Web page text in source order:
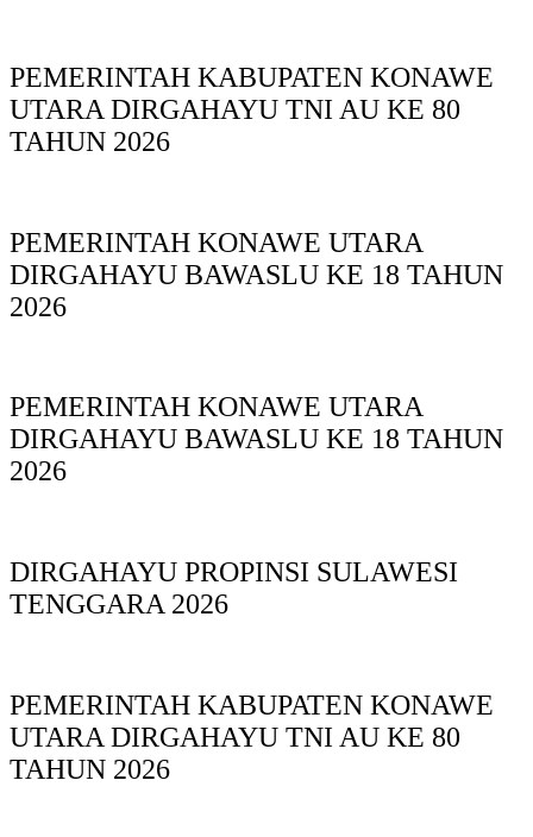
PEMERINTAH KABUPATEN KONAWE
UTARA DIRGAHAYU TNI AU KE 80
TAHUN 2026
PEMERINTAH KONAWE UTARA
DIRGAHAYU BAWASLU KE 18 TAHUN
2026
PEMERINTAH KONAWE UTARA
DIRGAHAYU BAWASLU KE 18 TAHUN
2026
DIRGAHAYU PROPINSI SULAWESI
TENGGARA 2026
PEMERINTAH KABUPATEN KONAWE
UTARA DIRGAHAYU TNI AU KE 80
TAHUN 2026